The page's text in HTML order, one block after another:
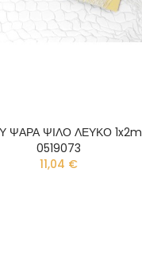
ΨΑΡΑ ΨΙΛΟ ΛΕΥΚΟ 1x2m
0519073
11,04 €